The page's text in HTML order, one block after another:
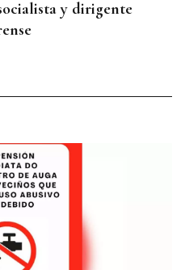
y dirigente